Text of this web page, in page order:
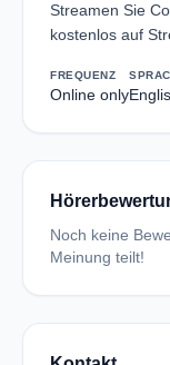
Streamen Sie
kostenlos auf
FREQUENZ
Online only
Noch keine
Meinung teilt!